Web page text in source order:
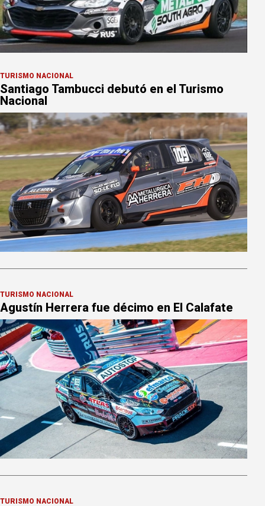
TURISMO NACIONAL
Santiago Tambucci debutó en el Turismo
Nacional
TURISMO NACIONAL
Agustín Herrera fue décimo en El Calafate
TURISMO NACIONAL